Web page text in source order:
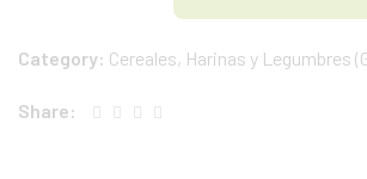
Category: Cereales, Harinas y Legumbres
Share: